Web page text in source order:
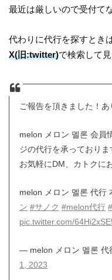
最近は厳しいので受付て
代わりに代行を探すとき
X(旧:twitter)で検索して
ご報告を頂きました！
melon メロン 멜론 会員
ジの代行を承っておりま
お気軽にDM、カトクに
melon メロン 멜론 代行
ン #サノク #melon代行
pic.twitter.com/
— melon メロン 멜론 代
1, 2023